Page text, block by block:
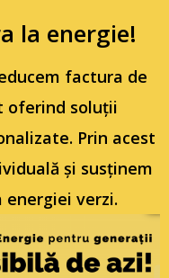
la energie!
factura de
oferind soluții
Prin acest
și susținem
verzi.